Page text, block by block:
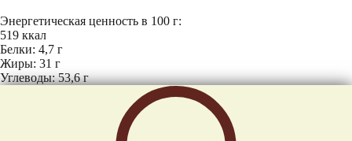
Энергетическая ценность в 100 г:
519 ккал
Белки: 4,7 г
Жиры: 31 г
Углеводы: 53,6 г